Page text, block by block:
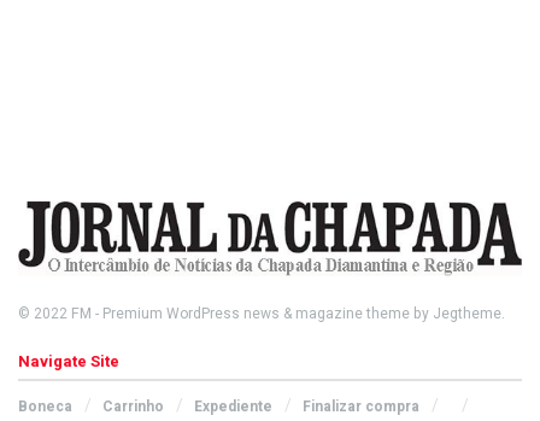
© 2022 FM - Premium WordPress news & magazine theme by Jegtheme.
Navigate Site
Boneca Carrinho Expediente Finalizar compra